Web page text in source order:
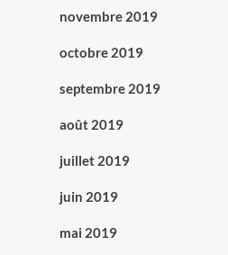
novembre 2019
octobre 2019
septembre 2019
août 2019
juillet 2019
juin 2019
mai 2019